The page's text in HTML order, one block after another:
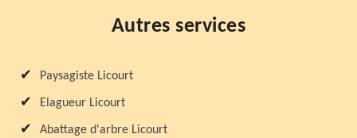
Autres services
Paysagiste Licourt
Elagueur Licourt
Abattage d'arbre Licourt